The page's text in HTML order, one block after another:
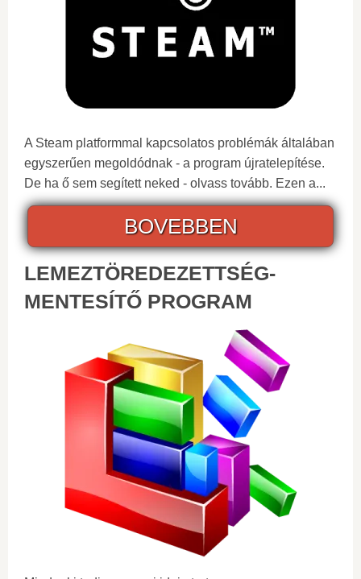
A Steam platformmal kapcsolatos problémák általában
egyszerűen megoldódnak - a program újratelepítése.
De ha ő sem segített neked - olvass tovább. Ezen a...
BOVEBBEN
LEMEZTÖREDEZETTSÉG-
MENTESÍTŐ PROGRAM